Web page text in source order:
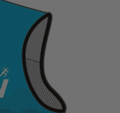
ROLLER